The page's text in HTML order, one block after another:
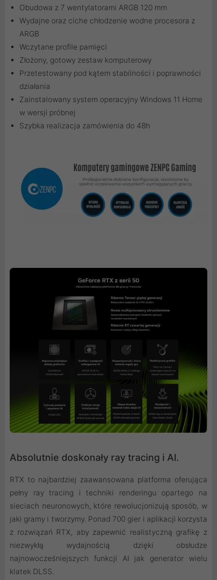
Obudowa z 7 wentylatorami ARGB 120 mm
Wydajne oraz ciche chłodzenie wodne procesora z
ARGB
Wczytane profile pamięci
Złożony, gotowy zestaw komputerowy
Przetestowany pod kątem stabilności i poprawności
działania
Zainstalowany system operacyjny Windows 11 Home
w wersji próbnej
Szybka realizacja zamówienia do 48h
Absolutnie doskonały ray tracing i AI.
RTX to najbardziej zaawansowana platforma oferująca
pełny ray tracing i techniki renderingu opartego na
sieciach neuronowych, które rewolucjonizują sposób, w
jaki gramy i tworzymy. Ponad 700 gier i aplikacji korzysta
z rozwiązań RTX, aby zapewnić realistyczną grafikę z
niezwykłą wydajnością dzięki obsłudze
najnowocześniejszych funkcji AI jak generator wielu
klatek DLSS.